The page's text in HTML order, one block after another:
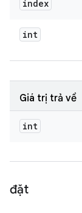
index
int
Giá trị trả về
int
đặt